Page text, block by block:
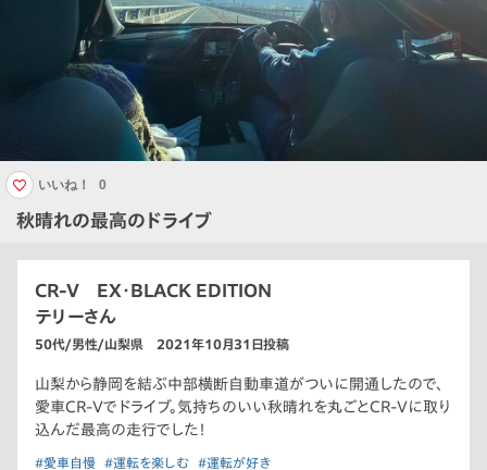
秋晴れの最高のドライブ
いいね！ 0
CR-V EX・BLACK EDITION
テリーさん
50代/男性/山梨県 2021年10月31日投稿
山梨から静岡を結ぶ中部横断自動車道がついに開通したので、
愛車CR-Vでドライブ。気持ちのいい秋晴れを丸ごとCR-Vに取り
込んだ最高の走行でした！
#愛車自慢 #運転を楽しむ #運転が好き